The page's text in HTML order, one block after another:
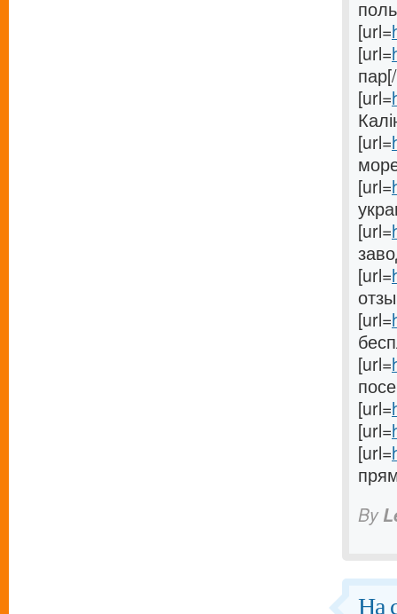
[url=
[url=
[url=
[url=
[url=
[url=
[url=
[url=
[url=
[url=
[url=
[url=
By
На